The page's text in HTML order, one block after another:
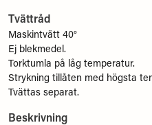
Tvättråd
Maskintvätt 40°
Ej blekmedel.
Torktumla på låg temperatur.
Strykning tillåten med högsta
Tvättas separat.
Beskrivning